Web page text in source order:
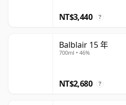
NT$3,440 ?
Balblair 15 年
700ml • 46%
NT$2,680 ?